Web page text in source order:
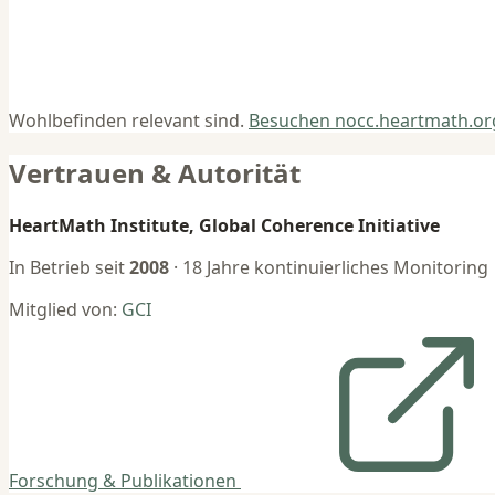
Wohlbefinden relevant sind. Besuchen
Vertrauen & Autorität
HeartMath Institute, Global Coherence Initiative
In Betrieb seit2008 · 18 Jahre kontinuierliches Monitoring
Mitglied von: GCI
Forschung & Publikationen